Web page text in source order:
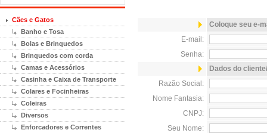
Cães e Gatos
Banho e Tosa
Bolas e Brinquedos
Brinquedos com corda
Camas e Acessórios
Casinha e Caixa de Transporte
Colares e Focinheiras
Coleiras
Diversos
Enforcadores e Correntes
Coloque seu e-
E-mail:
Senha:
Dados do
Razão Social:
Nome Fantasia:
CNPJ:
Seu Nome: